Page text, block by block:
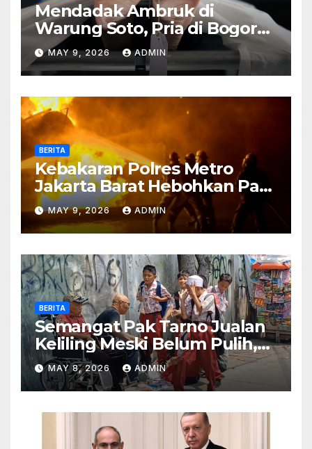
Mendadak Ambruk di
Warung Soto, Pria di Bogor
Meninggal Sebelum Makan
MAY 9, 2026 ADMIN
BERITA
Kebakaran Polres Metro
Jakarta Barat Hebohkan Pagi
Hari, Ini Fakta Terbarunya
MAY 9, 2026 ADMIN
BERITA
Semangat Pak Tarno Jualan
Keliling Meski Belum Pulih,
Tetap Menghibur dan Cari
Nafkah
MAY 8, 2026 ADMIN